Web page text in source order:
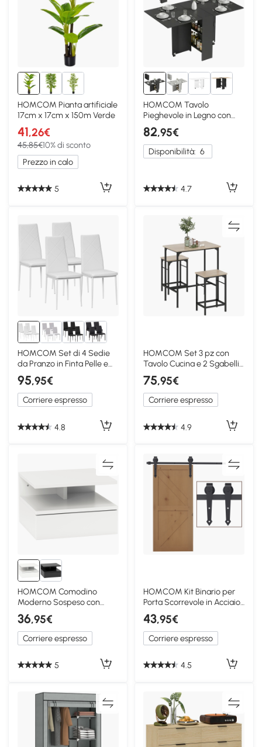
HOMCOM Pianta artificiale
17cm x 17cm x 150m Verde
41,26€
45,85€10% di sconto
Prezzo in calo
5
HOMCOM Tavolo
Pieghevole in Legno con
Ruote 4-6 Persone Nero
82,95€
Disponibilità: 6
4.7
HOMCOM Set di 4 Sedie
da Pranzo in Finta Pelle e
Acciaio Bianco
95,95€
Corriere espresso
4.8
HOMCOM Set 3 pz con
Tavolo Cucina e 2 Sgabelli
da Bar Nero Legno
75,95€
Corriere espresso
4.9
HOMCOM Comodino
Moderno Sospeso con
Cassetto 35x32x22.5cm
Bianco
36,95€
Corriere espresso
5
HOMCOM Kit Binario per
Porta Scorrevole in Acciaio
Marrone
43,95€
Corriere espresso
4.5